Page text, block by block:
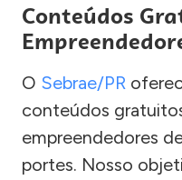
Conteúdos
O Sebrae/PR
conteúdos
empreendedores
portes. Nosso